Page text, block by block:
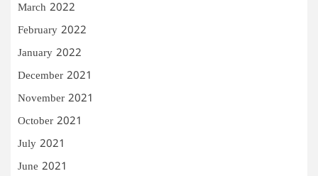
March 2022
February 2022
January 2022
December 2021
November 2021
October 2021
July 2021
June 2021